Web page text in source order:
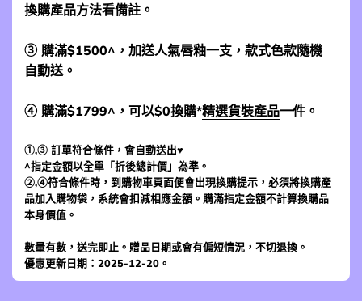
換購產品方法看備註。
③ 購滿$1500^，加送人氣唇釉一支，款式色款隨機
自動送。
④ 購滿$1799^，可以$0換購*精選貨裝產品一件。
①,③ 訂單符合條件，會自動送出♥
^指定金額以全單「折後總計價」為準。
②,④符合條件時，到 購物車頁面便會出現換購提示，必須將換購產
品加入購物袋，系統會扣減相應金額。購滿指定金額不計算換購品
本身價值。
數量有數，送完即止。贈品日期或會有偏短情況，不切退換。
優惠更新日期：2025-12-20。